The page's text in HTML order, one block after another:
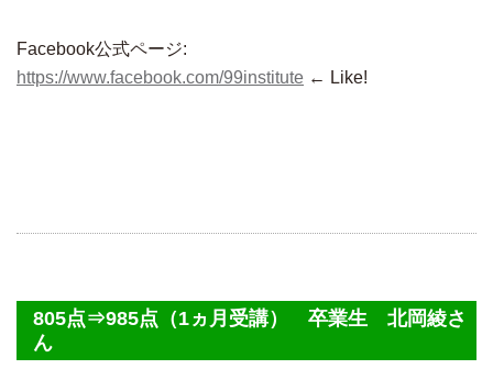
Facebook公式ページ:
https://www.facebook.com/99institute ← Like!
805点⇒985点（1ヵ月受講） 卒業生 北岡綾さ
ん